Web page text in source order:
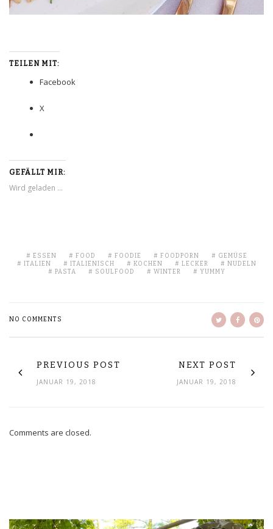
TEILEN MIT:
Facebook
X
GEFÄLLT MIR:
Wird geladen …
ESSEN FOOD FOODIE FOODPORN
GEMÜSE
ITALIEN
ITALIENISCH KOCHEN LECKER
NUDELN
PASTA
SOULFOOD WINTER YUMMY
NO COMMENTS
PREVIOUS POST
JANUAR 19, 2018
NEXT POST
JANUAR 19, 2018
Comments are closed.